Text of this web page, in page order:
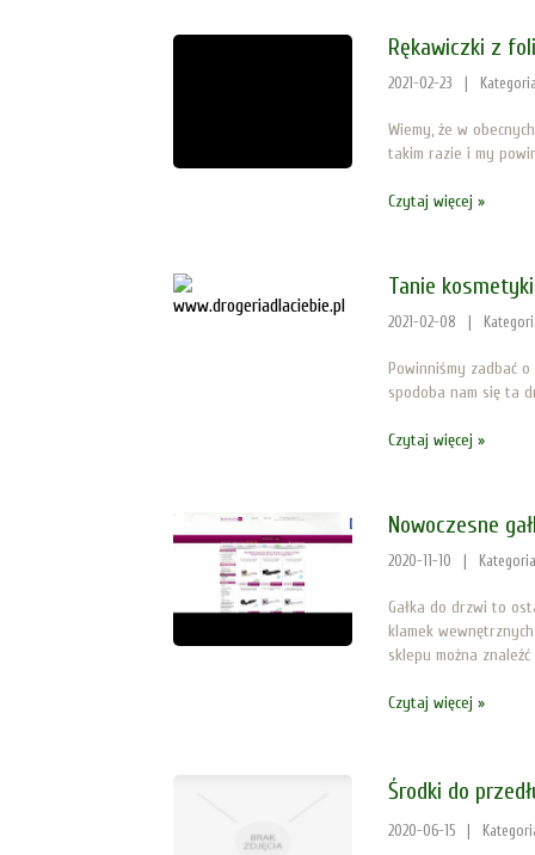
Rękawiczki z
2021-02-23
Wiemy, że w
takim razie i my
Czytaj więcej »
Tanie
2021-02-08
Powinniśmy zadbać
spodoba nam się ta
Czytaj więcej »
Nowoczesne
2020-11-10
Gałka do drzwi to
klamek
sklepu można
Czytaj więcej »
Środki do
2020-06-15